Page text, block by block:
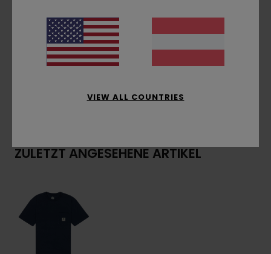
Zusammensetzung[Hauptstoff] 100 % Bio-
Baumwolle
Versand & Rückversand
ZULETZT ANGESEHENE ARTIKEL
VIEW ALL COUNTRIES